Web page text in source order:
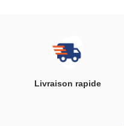
Livraison rapide